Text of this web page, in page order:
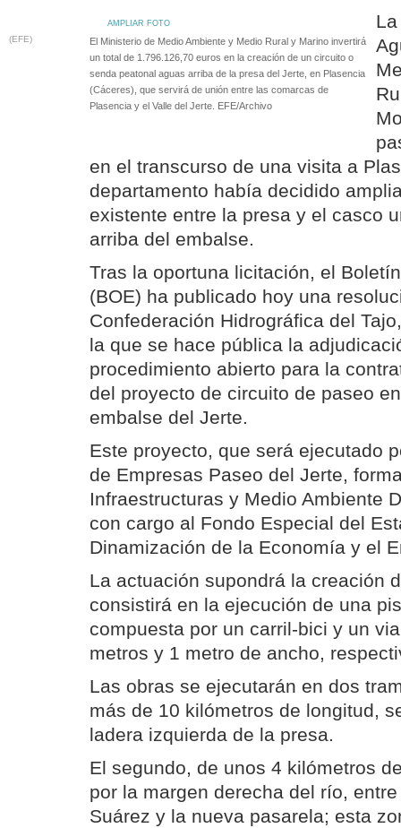
AMPLIAR FOTO
(EFE)
El Ministerio de Medio Ambiente y Medio Rural y Marino invertirá
un total de 1.796.126,70 euros en la creación de un circuito o
senda peatonal aguas arriba de la presa del Jerte, en Plasencia
(Cáceres), que servirá de unión entre las comarcas de
Plasencia y el Valle del Jerte. EFE/Archivo
en el transcurso de una visita a
departamento había decidido
existente entre la presa y el casco
arriba del embalse.
Tras la oportuna licitación, el
(BOE) ha publicado hoy una
Confederación Hidrográfica del
la que se hace pública la
procedimiento abierto para la
del proyecto de circuito de paseo
embalse del Jerte.
Este proyecto, que será ejecutado
de Empresas Paseo del Jerte,
Infraestructuras y Medio Ambiente
con cargo al Fondo Especial del
Dinamización de la Economía y el
La actuación supondrá la creación
consistirá en la ejecución de una
compuesta por un carril-bici y un
metros y 1 metro de ancho,
Las obras se ejecutarán en dos
más de 10 kilómetros de longitud,
ladera izquierda de la presa.
El segundo, de unos 4 kilómetros
por la margen derecha del río,
Suárez y la nueva pasarela; esta